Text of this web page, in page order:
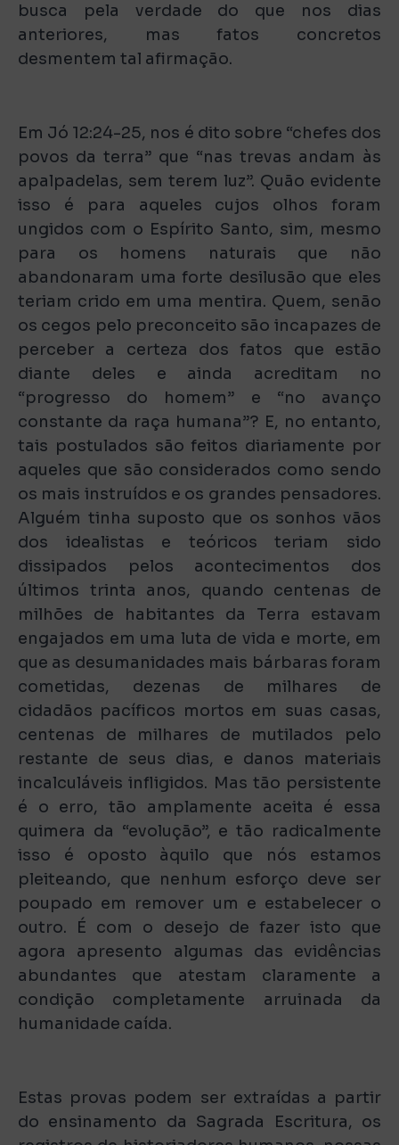
busca pela verdade do que nos dias
anteriores, mas fatos concretos
desmentem tal afirmação.
Em Jó 12:24-25, nos é dito sobre “chefes dos
povos da terra” que “nas trevas andam às
apalpadelas, sem terem luz”. Quão evidente
isso é para aqueles cujos olhos foram
ungidos com o Espírito Santo, sim, mesmo
para os homens naturais que não
abandonaram uma forte desilusão que eles
teriam crido em uma mentira. Quem, senão
os cegos pelo preconceito são incapazes de
perceber a certeza dos fatos que estão
diante deles e ainda acreditam no
“progresso do homem” e “no avanço
constante da raça humana”? E, no entanto,
tais postulados são feitos diariamente por
aqueles que são considerados como sendo
os mais instruídos e os grandes pensadores.
Alguém tinha suposto que os sonhos vãos
dos idealistas e teóricos teriam sido
dissipados pelos acontecimentos dos
últimos trinta anos, quando centenas de
milhões de habitantes da Terra estavam
engajados em uma luta de vida e morte, em
que as desumanidades mais bárbaras foram
cometidas, dezenas de milhares de
cidadãos pacíficos mortos em suas casas,
centenas de milhares de mutilados pelo
restante de seus dias, e danos materiais
incalculáveis infligidos. Mas tão persistente
é o erro, tão amplamente aceita é essa
quimera da “evolução”, e tão radicalmente
isso é oposto àquilo que nós estamos
pleiteando, que nenhum esforço deve ser
poupado em remover um e estabelecer o
outro. É com o desejo de fazer isto que
agora apresento algumas das evidências
abundantes que atestam claramente a
condição completamente arruinada da
humanidade caída.
Estas provas podem ser extraídas a partir
do ensinamento da Sagrada Escritura, os